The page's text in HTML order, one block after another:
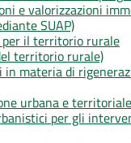
e valorizzazioni
SUAP)
per il territorio rurale
territorio rurale)
in materia di
urbana e
per gli